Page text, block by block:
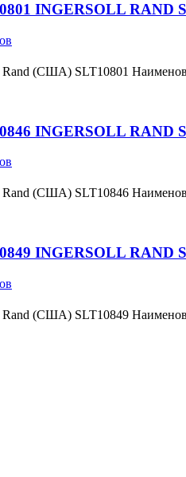
INGERSOLL RAND
Rand (США) SLT10801
INGERSOLL RAND
Rand (США) SLT10846
INGERSOLL RAND
Rand (США) SLT10849